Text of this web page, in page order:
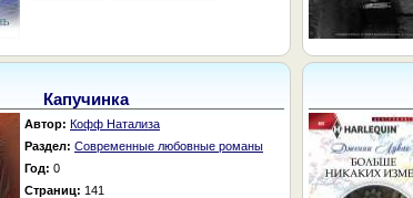
Капучинка
Автор: Кофф Натализа
Раздел: Современные любовные романы
Год: 0
Страниц: 141